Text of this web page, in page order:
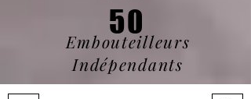
Embouteilleurs
Indépendants
50